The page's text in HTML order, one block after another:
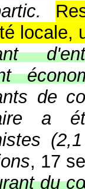
locale,
de
a
, 17
du